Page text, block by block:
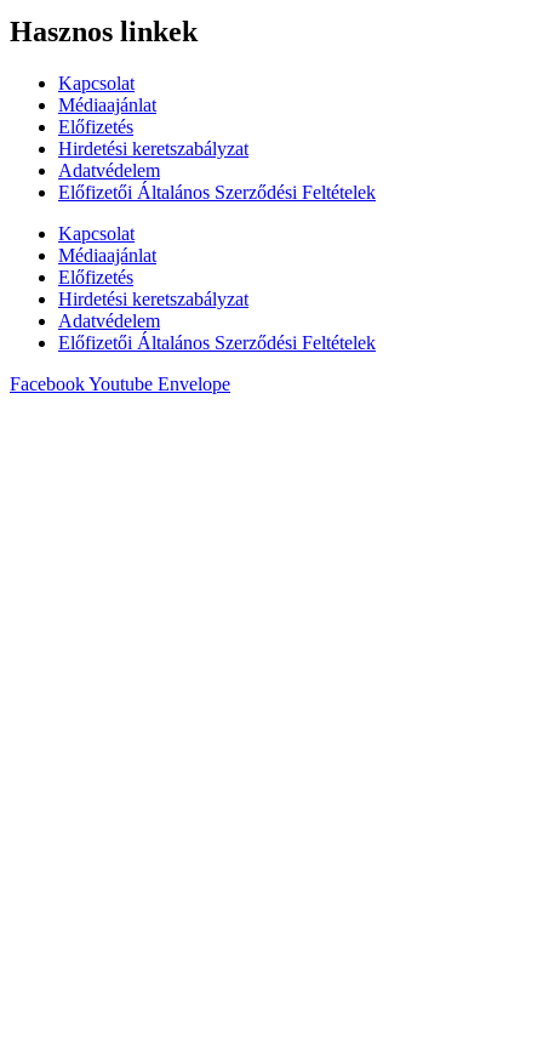
Hasznos linkek
Kapcsolat
Médiaajánlat
Előfizetés
Hirdetési keretszabályzat
Adatvédelem
Előfizetői Általános Szerződési Feltételek
Kapcsolat
Médiaajánlat
Előfizetés
Hirdetési keretszabályzat
Adatvédelem
Előfizetői Általános Szerződési Feltételek
FacebookYoutube Envelope